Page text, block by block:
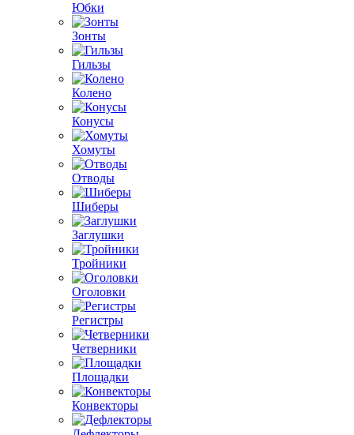
Юбки
Зонты
Гильзы
Колено
Конусы
Хомуты
Отводы
Шиберы
Заглушки
Тройники
Оголовки
Регистры
Четверники
Площадки
Конвекторы